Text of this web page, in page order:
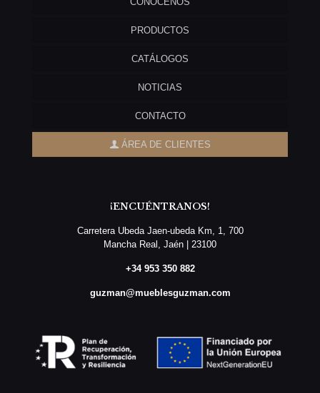
PRODUCTOS
CATÁLOGOS
NOTICIAS
CONTACTO
ÁREA DE CLIENTES
¡ENCUÉNTRANOS!
Carretera Ubeda Jaen-ubeda Km, 1, 700
Mancha Real, Jaén | 23100
+34 953 350 882
guzman@mueblesguzman.com